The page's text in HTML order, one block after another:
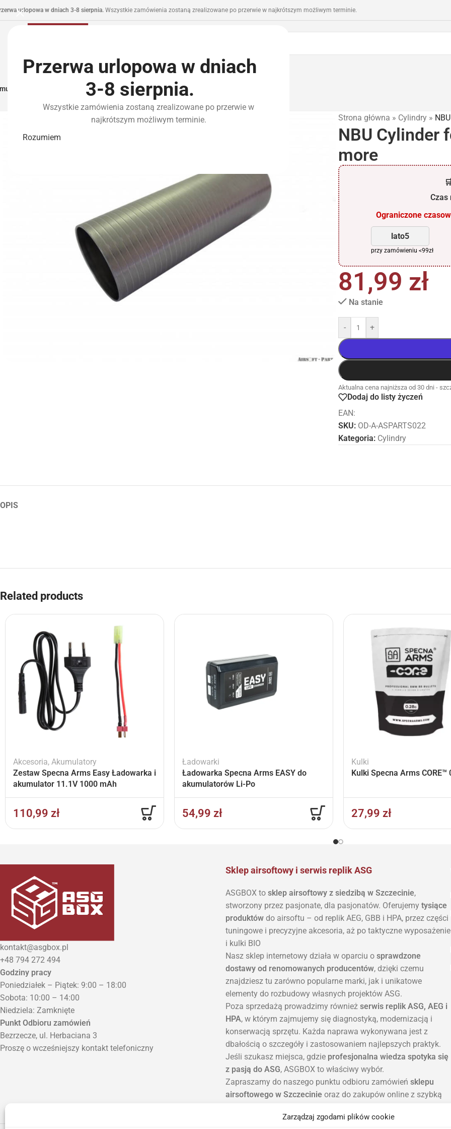
Przerwa urlopowa w dniach
3-8 sierpnia.
Wszystkie zamówienia zostaną zrealizowane po przerwie w
najkrótszym możliwym terminie.
Rozumiem
Zarządzaj zgodami plików cookie
urlopowa w dniach 3-8 sierpnia. Wszystkie zamówienia zostaną zrealizowane po przerwie w najkrótszym możliwym terminie.
I Zasilanie Części I Tuning HPAWyposażenie Taktyczne
Strona główna » Cylindry »
NBU Cylinder
more
Czas
Ograniczone
lato5
przy zamówieniu <99zł
81,99 zł
Na stanie
- +
Aktualna cena najniższa od 30 dni -
Dodaj do listy życzeń
EAN:
SKU: OD-A-ASPARTS022
Kategoria: Cylindry
OPIS
Related products
Akcesoria, Akumulatory
Zestaw Specna Arms Easy Ładowarka i
akumulator 11.1V 1000 mAh
110,99 zł
Ładowarki
Ładowarka Specna Arms EASY do
akumulatorów Li-Po
54,99 zł
Kulki
Kulki Specna Arms CORE™
27,99 zł
kontakt@asgbox.pl
+48 794 272 494
Godziny pracy
Poniedziałek – Piątek: 9:00 – 18:00
Sobota: 10:00 – 14:00
Niedziela: Zamknięte
Punkt Odbioru zamówień
Bezrzecze, ul. Herbaciana 3
Proszę o wcześniejszy kontakt telefoniczny
Sklep airsoftowy i serwis replik ASG
ASGBOX to sklep airsoftowy z siedzibą w Szczecinie,
stworzony przez pasjonate, dla pasjonatów. Oferujemy tysiące
produktów do airsoftu – od replik AEG, GBB i HPA, przez części
tuningowe i precyzyjne akcesoria, aż po taktyczne wyposażenie
i kulki BIO
Nasz sklep internetowy działa w oparciu o sprawdzone
dostawy od renomowanych producentów, dzięki czemu
znajdziesz tu zarówno popularne marki, jak i unikatowe
elementy do rozbudowy własnych projektów ASG.
Poza sprzedażą prowadzimy również serwis replik ASG, AEG i
HPA, w którym zajmujemy się diagnostyką, modernizacją i
konserwacją sprzętu. Każda naprawa wykonywana jest z
dbałością o szczegóły i zastosowaniem najlepszych praktyk.
Jeśli szukasz miejsca, gdzie profesjonalna wiedza spotyka się
z pasją do ASG, ASGBOX to właściwy wybór.
Zapraszamy do naszego punktu odbioru zamówień sklepu
airsoftowego w Szczecinie oraz do zakupów online z szybką